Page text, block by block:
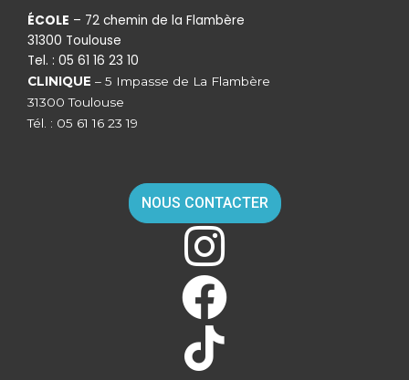
ÉCOLE – 72 chemin de la Flambère
31300 Toulouse
Tel. : 05 61 16 23 10
CLINIQUE – 5 Impasse de La Flambère
31300 Toulouse
Tél. : 05 61 16 23 19
NOUS CONTACTER